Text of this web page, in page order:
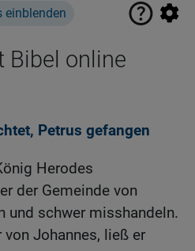
einblenden
Bibel online
Petrus gefangen
Herodes
der Gemeinde von
und schwer misshandeln.
Johannes, ließ er